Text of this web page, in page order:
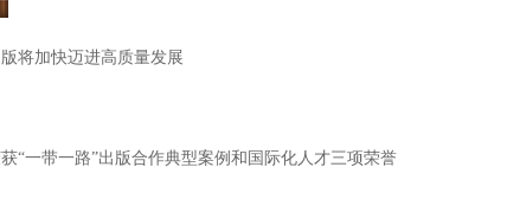
将加快迈进高质量发展
“一带一路”出版合作典型案例和国际化人才三项荣誉